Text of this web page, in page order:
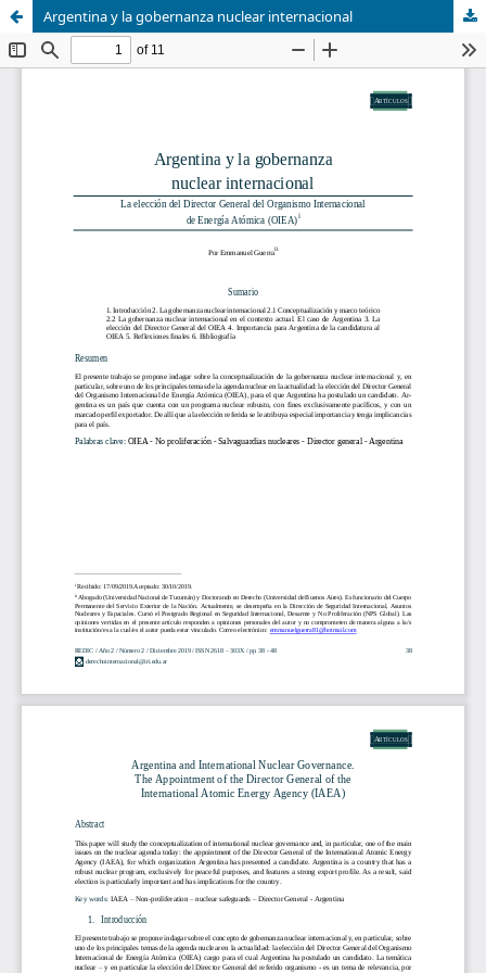
Argentina y la gobernanza nuclear internacional